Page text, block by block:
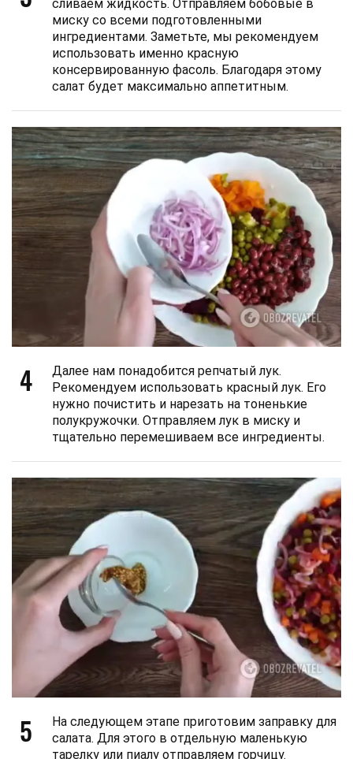
сливаем жидкость. Отправляем бобовые в
миску со всеми подготовленными
ингредиентами. Заметьте, мы рекомендуем
использовать именно красную
консервированную фасоль. Благодаря этому
салат будет максимально аппетитным.
4
Далее нам понадобится репчатый лук.
Рекомендуем использовать красный лук. Его
нужно почистить и нарезать на тоненькие
полукружочки. Отправляем лук в миску и
тщательно перемешиваем все ингредиенты.
5
На следующем этапе приготовим заправку для
салата. Для этого в отдельную маленькую
тарелку или пиалу отправляем горчицу.